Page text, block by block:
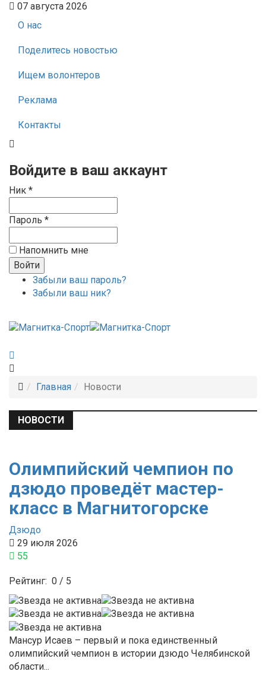
07 августа 2026
О нас
Поделитесь новостью
Ищем волонтеров
Реклама
Контакты
Войдите в ваш аккаунт
Ник *
Пароль *
Напомнить мне
Забыли ваш пароль?
Забыли ваш ник?
Главная Новости
НОВОСТИ
Олимпийский чемпион по
дзюдо проведёт мастер-
класс в Магнитогорске
Дзюдо
29 июля 2026
55
Рейтинг: 0 / 5
Мансур Исаев – первый и пока единственный
олимпийский чемпион в истории дзюдо Челябинской
области...